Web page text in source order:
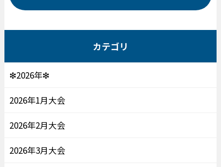
カテゴリ
❇2026年❇
2026年1月大会
2026年2月大会
2026年3月大会